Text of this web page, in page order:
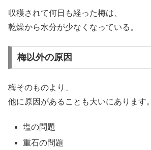
収穫されて何日も経った梅は、
乾燥から水分が少なくなっている。
梅以外の原因
梅そのものより、
他に原因があることも大いにあります。
塩の問題
重石の問題